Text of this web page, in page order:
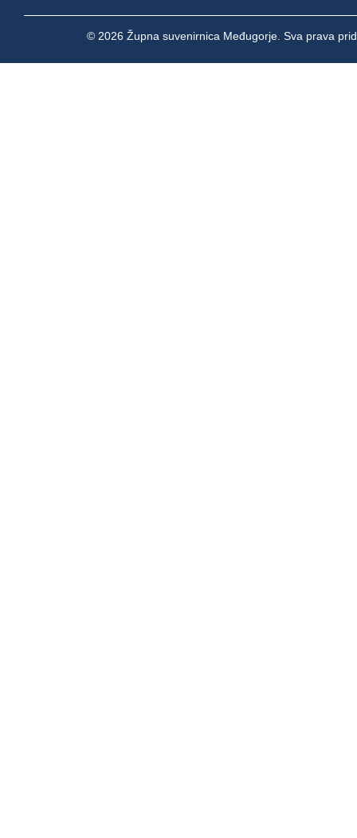
© 2026 Župna suvenirnica Međugorje. Sva prava